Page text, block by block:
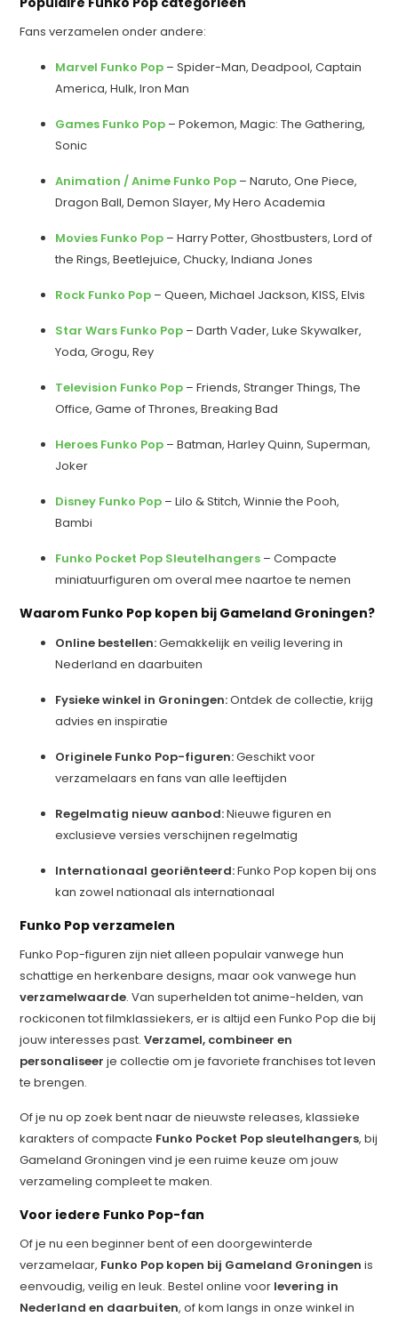
Fans verzamelen onder andere:
Marvel Funko Pop – Spider-Man, Deadpool, Captain
America, Hulk, Iron Man
Games Funko Pop – Pokemon, Magic: The Gathering,
Sonic
Animation / Anime Funko Pop – Naruto, One Piece,
Dragon Ball, Demon Slayer, My Hero Academia
Movies Funko Pop – Harry Potter, Ghostbusters, Lord of
the Rings, Beetlejuice, Chucky, Indiana Jones
Rock Funko Pop – Queen, Michael Jackson, KISS, Elvis
Star Wars Funko Pop – Darth Vader, Luke Skywalker,
Yoda, Grogu, Rey
Television Funko Pop – Friends, Stranger Things, The
Office, Game of Thrones, Breaking Bad
Heroes Funko Pop – Batman, Harley Quinn, Superman,
Joker
Disney Funko Pop – Lilo & Stitch, Winnie the Pooh,
Bambi
Funko Pocket Pop Sleutelhangers – Compacte
miniatuurfiguren om overal mee naartoe te nemen
Waarom Funko Pop kopen bij Gameland Groningen?
Online bestellen:Gemakkelijk en veilig levering in
Nederland en daarbuiten
Fysieke winkel in Groningen:Ontdek de collectie, krijg
advies en inspiratie
Originele Funko Pop-figuren:Geschikt voor
verzamelaars en fans van alle leeftijden
Regelmatig nieuw aanbod:Nieuwe figuren en
exclusieve versies verschijnen regelmatig
Internationaal georiënteerd:Funko Pop kopen bij ons
kan zowel nationaal als internationaal
Funko Pop verzamelen
Funko Pop-figuren zijn niet alleen populair vanwege hun
schattige en herkenbare designs, maar ook vanwege hun
verzamelwaarde. Van superhelden tot anime-helden, van
rockiconen tot filmklassiekers, er is altijd een Funko Pop die bij
jouw interesses past.Verzamel, combineer en
personaliseer je collectie om je favoriete franchises tot leven
te brengen.
Of je nu op zoek bent naar de nieuwste releases, klassieke
karakters of compacte Funko Pocket Pop sleutelhangers, bij
Gameland Groningen vind je een ruime keuze om jouw
verzameling compleet te maken.
Voor iedere Funko Pop-fan
Of je nu een beginner bent of een doorgewinterde
verzamelaar, Funko Pop kopen bij Gameland Groningen is
eenvoudig, veilig en leuk. Bestel online voor levering in
Nederland en daarbuiten, of kom langs in onze winkel in